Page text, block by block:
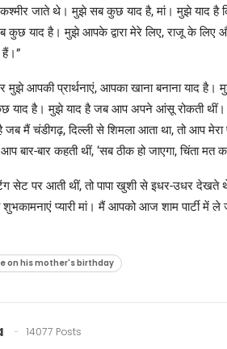
जाते थे। मुझे सब कुछ याद है, मां। मुझे याद है
याद है। मुझे आपके द्वारा मेरे लिए, राजू के लिए
आपकी प्रार्थनाएं, आपका खाना बनाना याद
याद है। मुझे याद है जब आप अपने आंसू रोकती
जब मैं चंडीगढ़, दिल्ली से शिमला आता था, तो आप
बार कहती थीं, ‘सब ठीक हो जाएगा, चिंता मत
पर आती थीं, तो पापा खुशी से इधर-उधर देखते
शुभकामनाएं प्यारी मां। मैं आपको आज शाम
on his mother's birthday
14077 Posts